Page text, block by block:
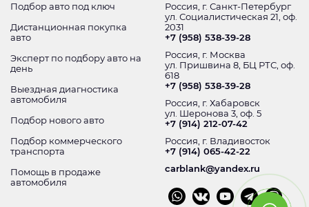
Подбор авто под ключ
Дистанционная покупка
авто
Эксперт по подбору авто на
день
Выездная диагностика
автомобиля
Подбор нового авто
Подбор коммерческого
транспорта
Помощь в продаже
автомобиля
Россия, г. Санкт-Петербург
ул. Социалистическая 21, оф.
2031
+7 (958) 538-39-28
Россия, г. Москва
ул. Пришвина 8, БЦ РТС, оф.
618
+7 (958) 538-39-28
Россия, г. Хабаровск
ул. Шеронова 3, оф. 5
+7 (914) 212-07-42
Россия, г. Владивосток
+7 (914) 065-42-22
carblank@yandex.ru